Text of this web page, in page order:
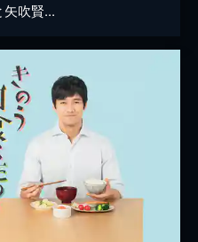
矢吹賢...